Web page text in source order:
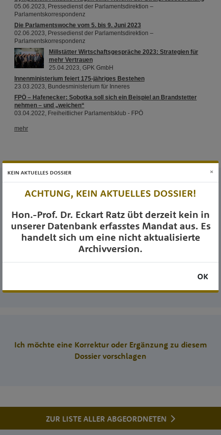
MEINE ABGEORDNETEN
pflegt Transparenz seit 2011
Ich möchte eine Korrektur oder Ergänzung zu diesem
Dossier vorschlagen
ZUR LISTE ALLER ABGEORDNETEN
KEIN AKTUELLES DOSSIER ×
ACHTUNG, KEIN AKTUELLES DOSSIER!
Hon.-Prof. Dr. Eckart Ratz übt derzeit kein in
unserer Datenbank erfasstes Mandat aus. Es
handelt sich um eine nicht aktualisierte
Archivversion.
OK